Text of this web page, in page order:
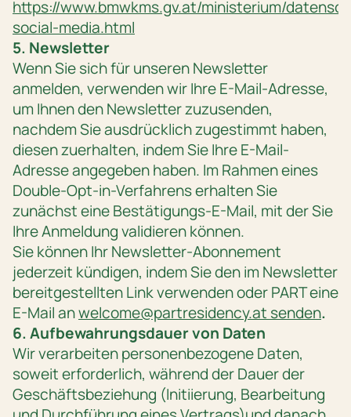
https://www.bmwkms.gv.at/ministerium/
social-media.html
5. Newsletter
Wenn Sie sich für unseren Newsletter
anmelden, verwenden wir Ihre E-Mail-Adresse,
um Ihnen den Newsletter zuzusenden,
nachdem Sie ausdrücklich zugestimmt haben,
diesen zuerhalten, indem Sie Ihre E-Mail-
Adresse angegeben haben. Im Rahmen eines
Double-Opt-in-Verfahrens erhalten Sie
zunächst eine Bestätigungs-E-Mail, mit der Sie
Ihre Anmeldung validieren können.
Sie können Ihr Newsletter-Abonnement
jederzeit kündigen, indem Sie den im Newsletter
bereitgestellten Link verwenden oder PART eine
E-Mail anwelcome@partresidency.at senden.
6. Aufbewahrungsdauer von Daten
Wir verarbeiten personenbezogene Daten,
soweit erforderlich, während der Dauer der
Geschäftsbeziehung (Initiierung, Bearbeitung